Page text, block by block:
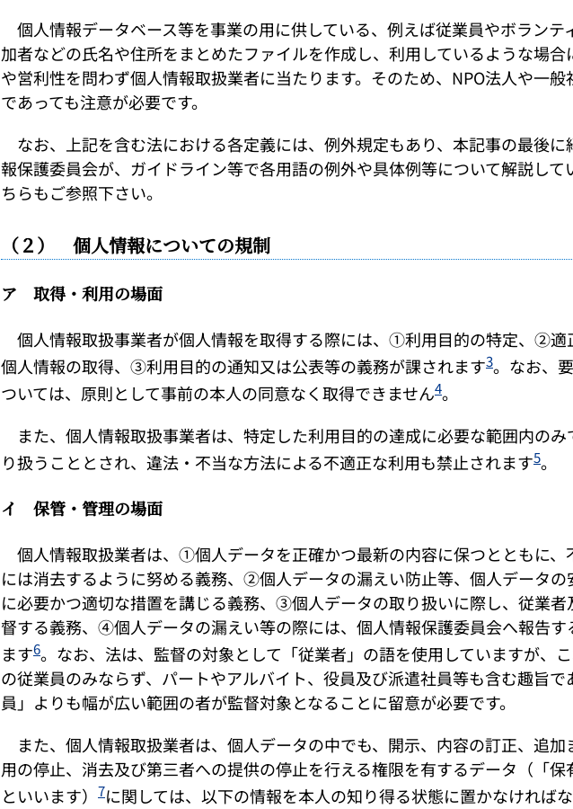
個人情報データベース等を事業の用に供している、例えば従業員やボランテ
加者などの氏名や住所をまとめたファイルを作成し、利用しているような場合
や営利性を問わず個人情報取扱業者に当たります。そのため、NPO法人や一般
であっても注意が必要です。
なお、上記を含む法における各定義には、例外規定もあり、本記事の最後に
報保護委員会が、ガイドライン等で各用語の例外や具体例等について解説して
ちらもご参照下さい。
（２） 個人情報についての規制
ア 取得・利用の場面
個人情報取扱事業者が個人情報を取得する際には、①利用目的の特定、②適
個人情報の取得、③利用目的の通知又は公表等の義務が課されます3。なお、
ついては、原則として事前の本人の同意なく取得できません4。
また、個人情報取扱事業者は、特定した利用目的の達成に必要な範囲内のみ
り扱うこととされ、違法・不当な方法による不適正な利用も禁止されます5。
イ 保管・管理の場面
個人情報取扱業者は、①個人データを正確かつ最新の内容に保つとともに、
には消去するように努める義務、②個人データの漏えい防止等、個人データの
に必要かつ適切な措置を講じる義務、③個人データの取り扱いに際し、従業者
督する義務、④個人データの漏えい等の際には、個人情報保護委員会へ報告す
ます6。なお、法は、監督の対象として「従業者」の語を使用していますが、
の従業員のみならず、パートやアルバイト、役員及び派遣社員等も含む趣旨で
員」よりも幅が広い範囲の者が監督対象となることに留意が必要です。
また、個人情報取扱業者は、個人データの中でも、開示、内容の訂正、追加
用の停止、消去及び第三者への提供の停止を行える権限を有するデータ（「保
といいます） 7に関しては、以下の情報を本人の知り得る状態に置かなければ